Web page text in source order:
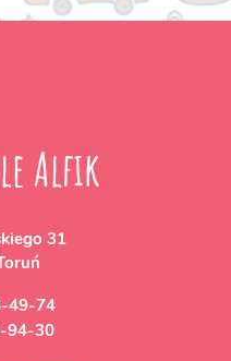
Alfik
31
49-74
94-30